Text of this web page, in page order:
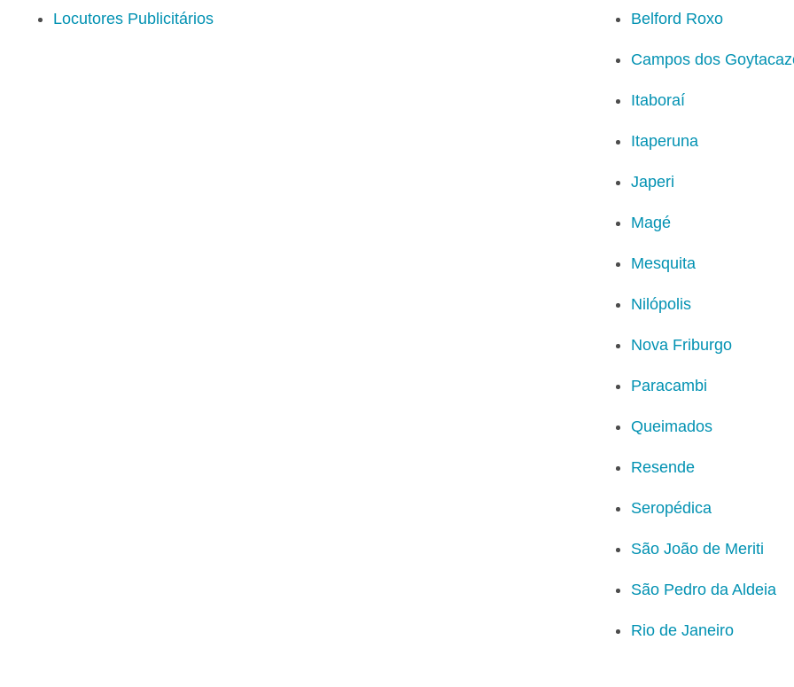
Locutores Publicitários Belford Roxo
Campos dos
Itaboraí
Itaperuna
Japeri
Magé
Mesquita
Nilópolis
Nova Friburgo
Paracambi
Queimados
Resende
Seropédica
São João de Meriti
São Pedro da Aldeia
Rio de Janeiro